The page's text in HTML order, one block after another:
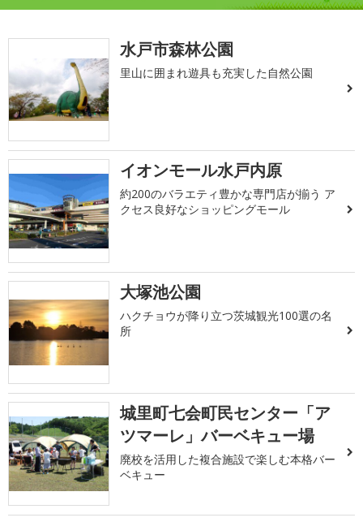
水戸市森林公園
里山に囲まれ遊具も充実した自然公園
イオンモール水戸内原
約200のバラエティ豊かな専門店が揃う ア
クセス良好なショッピングモール
大塚池公園
ハクチョウが降り立つ茨城観光100選の名
所
城里町七会町民センター「ア
ツマーレ」バーベキュー場
廃校を活用した複合施設で楽しむ本格バー
ベキュー